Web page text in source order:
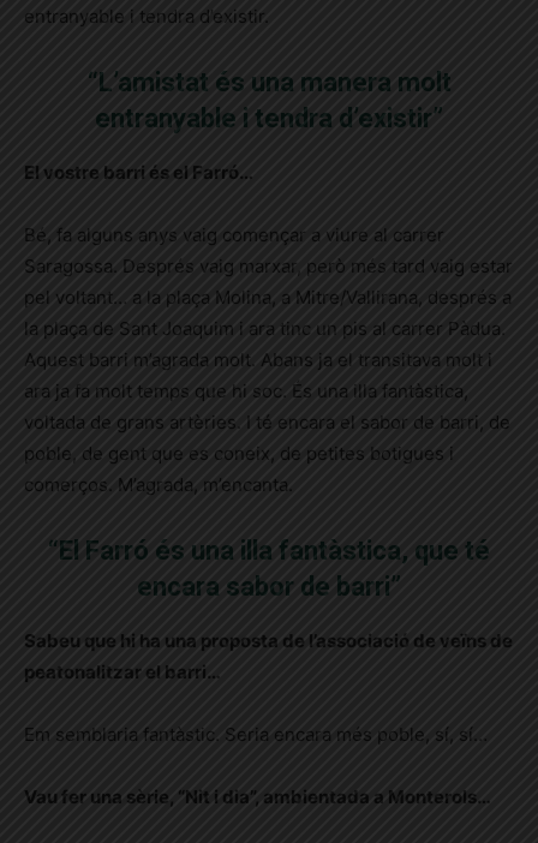
entranyable i tendra d’existir.
“L’amistat és una manera molt
entranyable i tendra d’existir”
El vostre barri és el Farró…
Bé, fa alguns anys vaig començar a viure al carrer
Saragossa. Després vaig marxar, però més tard vaig estar
pel voltant… a la plaça Molina, a Mitre/Vallirana, després a
la plaça de Sant Joaquim i ara tinc un pis al carrer Pàdua.
Aquest barri m’agrada molt. Abans ja el transitava molt i
ara ja fa molt temps que hi soc. És una illa fantàstica,
voltada de grans artèries. I té encara el sabor de barri, de
poble, de gent que es coneix, de petites botigues i
comerços. M’agrada, m’encanta.
“El Farró és una illa fantàstica, que té
encara sabor de barri”
Sabeu que hi ha una proposta de l’associació de veïns de
peatonalitzar el barri…
Em semblaria fantàstic. Seria encara més poble, sí, sí…
Vau fer una sèrie, “Nit i dia”, ambientada a Monterols…